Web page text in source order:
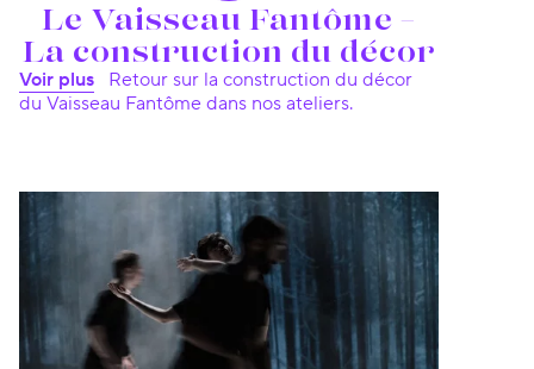
Le Vaisseau Fantôme –
La construction du décor
Voir plus
du Vaisseau Fantôme dans nos ateliers.